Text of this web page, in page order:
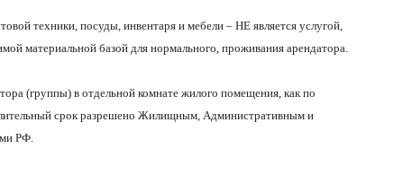
техники, посуды, инвентаря и мебели – НЕ является услугой,
материальной базой для нормального, проживания арендатора.
(группы) в отдельной комнате жилого помещения, как по
срок разрешено Жилищным, Административным и
РФ.